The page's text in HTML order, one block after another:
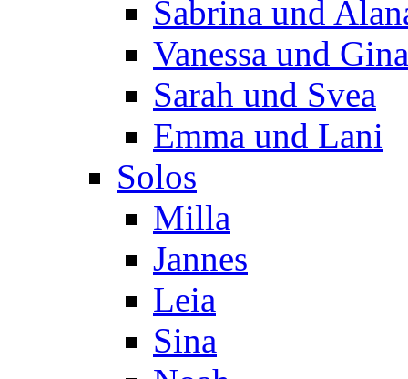
Sabrina und
Vanessa und Gina
Sarah und Svea
Emma und Lani
Solos
Milla
Jannes
Leia
Sina